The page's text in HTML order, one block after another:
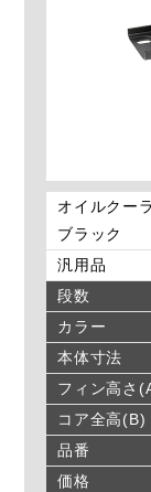
オイルクー
ブラック
汎用品
段数
カラー
本体寸法
フィン高さ
コア全高(B)
品番
価格